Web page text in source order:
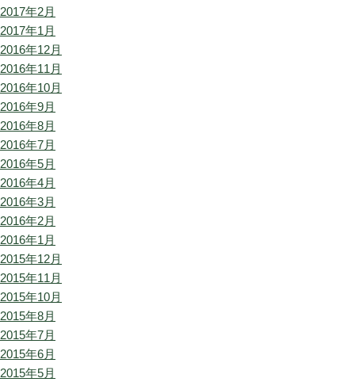
2017年2月
2017年1月
2016年12月
2016年11月
2016年10月
2016年9月
2016年8月
2016年7月
2016年5月
2016年4月
2016年3月
2016年2月
2016年1月
2015年12月
2015年11月
2015年10月
2015年8月
2015年7月
2015年6月
2015年5月